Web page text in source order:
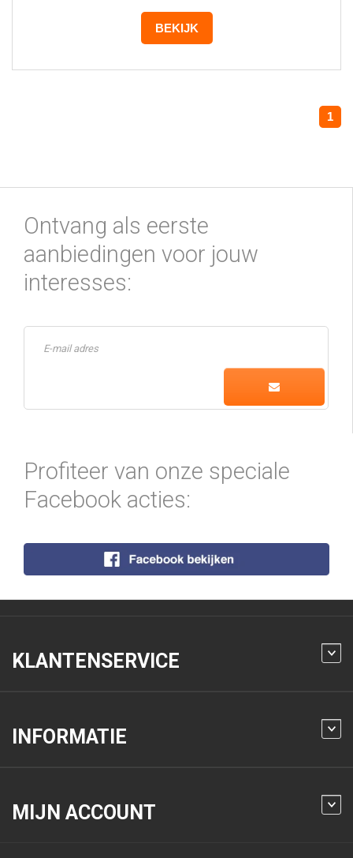
BEKIJK
1
Ontvang als eerste
aanbiedingen voor jouw
interesses:
Profiteer van onze speciale
Facebook acties:
KLANTENSERVICE
INFORMATIE
MIJN ACCOUNT